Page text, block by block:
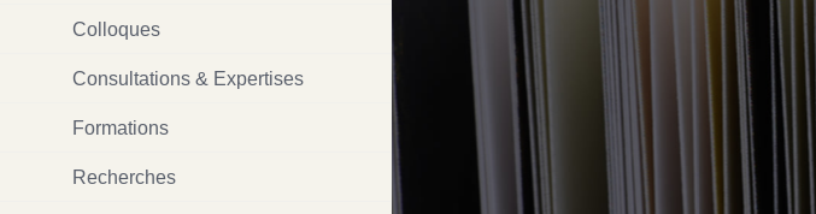
Colloques
Consultations & Expertises
Formations
Recherches